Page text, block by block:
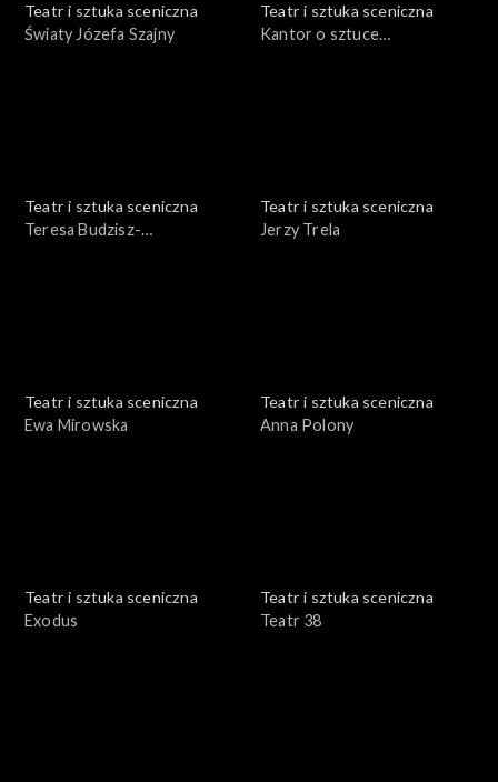
Teatr i sztuka sceniczna
Światy Józefa Szajny
Teatr i sztuka sceniczna
Kantor o sztuce
Teatr i sztuka sceniczna
Teresa Budzisz-
Teatr i sztuka sceniczna
Jerzy Trela
Teatr i sztuka sceniczna
Ewa Mirowska
Teatr i sztuka sceniczna
Anna Polony
Teatr i sztuka sceniczna
Exodus
Teatr i sztuka sceniczna
Teatr 38